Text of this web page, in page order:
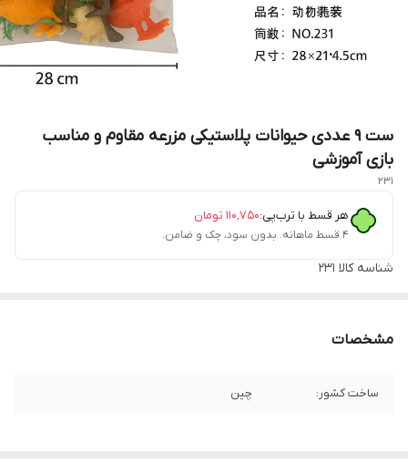
ست 9 عددی حیوانات پلاستیکی مزرعه مقاوم و مناسب
بازی آموزشی
231
هر قسط با ترب‌پی:۱۱۰٬۷۵۰ تومان
۴ قسط ماهانه. بدون سود، چک و ضامن.
شناسه کالا 231
مشخصات
ساخت کشور: چین